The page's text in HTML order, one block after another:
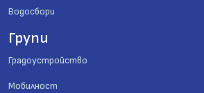
Водосбори
Групи
Градоустройство
Мобилност